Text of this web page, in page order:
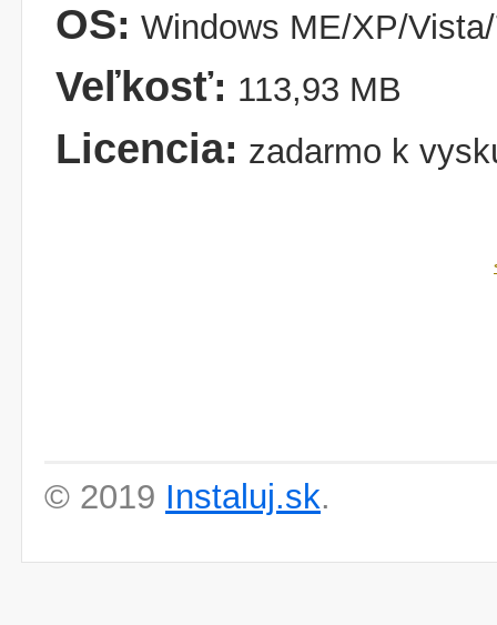
OS: Windows ME/XP/
Veľkosť: 113,93 MB
Licencia: zadarmo k
© 2019 Instaluj.sk.